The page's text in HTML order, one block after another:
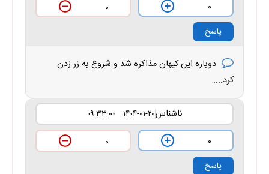
۰
۰
پاسخ
دوباره این کیهان مذاکره شد و شروع به زر زدن
کرد....
ناشناس۱۴۰۴-۰۱-۲۰ ۰۹:۳۳:۰۰
۰
۰
پاسخ